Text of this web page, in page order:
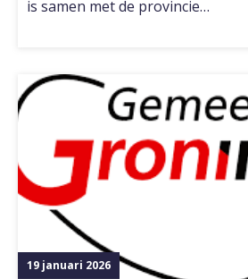
is samen met de provincie…
19 januari 2026